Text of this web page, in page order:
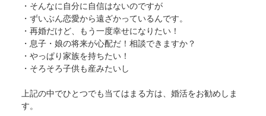
・そんなに自分に自信はないのですが
・ずいぶん恋愛から遠ざかっているんです。
・再婚だけど、もう一度幸せになりたい！
・息子・娘の将来が心配だ！相談できますか？
・やっぱり家族を持ちたい！
・そろそろ子供も産みたいし
上記の中でひとつでも当てはまる方は、婚活をお勧めしま
す。